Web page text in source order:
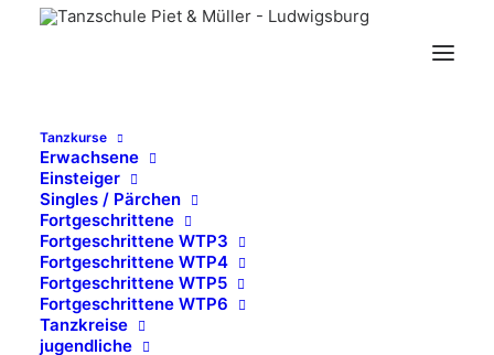
Tanzkurse
Erwachsene
Einsteiger
Singles / Pärchen
Fortgeschrittene
Fortgeschrittene WTP3
Fortgeschrittene WTP4
Fortgeschrittene WTP5
Fortgeschrittene WTP6
Tanzkreise
jugendliche